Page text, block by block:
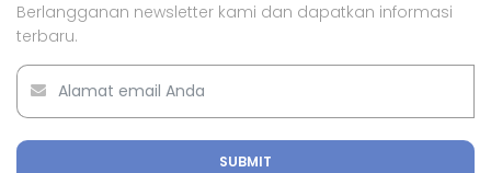
Berlangganan newsletter kami dan dapatkan informasi
terbaru.
SUBMIT